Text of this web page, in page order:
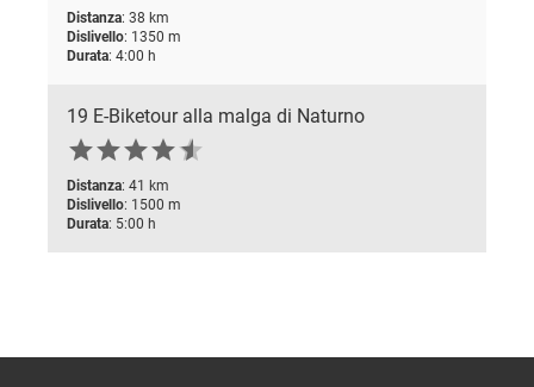
Distanza: 38 km
Dislivello: 1350 m
Durata: 4:00 h
19 E-Biketour alla malga di Naturno


Distanza: 41 km
Dislivello: 1500 m
Durata: 5:00 h